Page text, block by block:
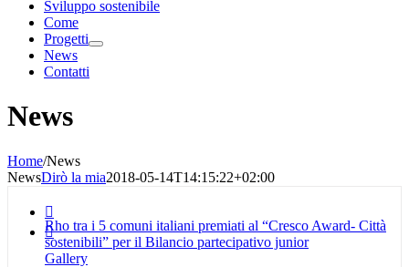
Sviluppo sostenibile
Come
Progetti
News
Contatti
News
Home/News
NewsDirò la mia2018-05-14T14:15:22+02:00
Rho tra i 5 comuni italiani premiati al “Cresco Award- Città
sostenibili” per il Bilancio partecipativo junior
Gallery

